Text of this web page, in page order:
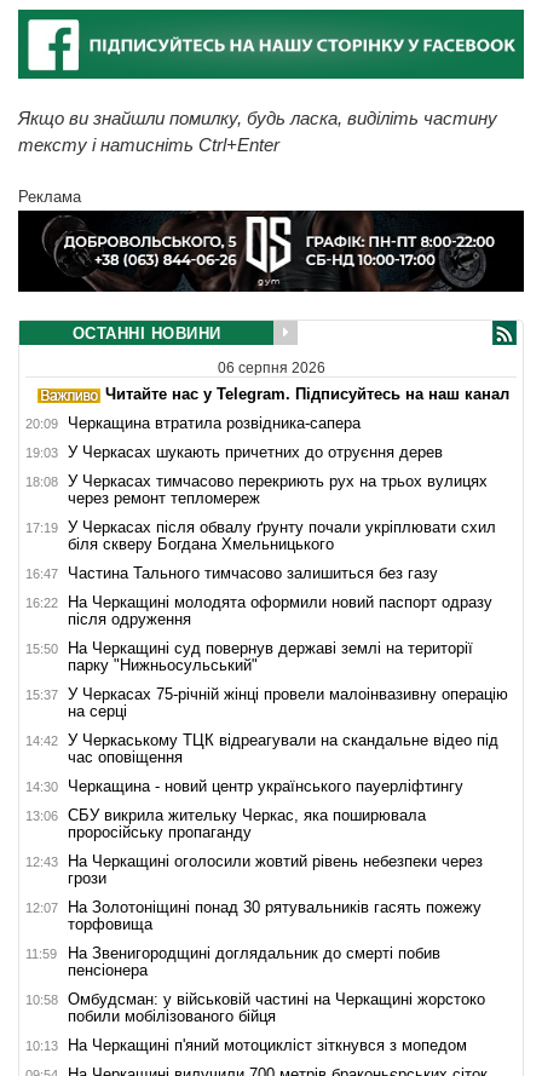
Якщо ви знайшли помилку, будь ласка, виділіть частину
тексту і натисніть Ctrl+Enter
Реклама
ОСТАННІ НОВИНИ
06 серпня 2026
Читайте нас у Telegram. Підписуйтесь на наш канал
20:09 Черкащина втратила розвідника-сапера
19:03 У Черкасах шукають причетних до отруєння дерев
18:08
У Черкасах тимчасово перекриють рух на трьох вулицях
через ремонт тепломереж
17:19
У Черкасах після обвалу ґрунту почали укріплювати схил
біля скверу Богдана Хмельницького
16:47 Частина Тального тимчасово залишиться без газу
16:22
На Черкащині молодята оформили новий паспорт одразу
після одруження
15:50
На Черкащині суд повернув державі землі на території
парку "Нижньосульський"
15:37
У Черкасах 75-річній жінці провели малоінвазивну операцію
на серці
14:42
У Черкаському ТЦК відреагували на скандальне відео під
час оповіщення
14:30 Черкащина - новий центр українського пауерліфтингу
13:06
СБУ викрила жительку Черкас, яка поширювала
проросійську пропаганду
12:43
На Черкащині оголосили жовтий рівень небезпеки через
грози
12:07
На Золотоніщині понад 30 рятувальників гасять пожежу
торфовища
11:59
На Звенигородщині доглядальник до смерті побив
пенсіонера
10:58
Омбудсман: у військовій частині на Черкащині жорстоко
побили мобілізованого бійця
10:13 На Черкащині п'яний мотоцикліст зіткнувся з мопедом